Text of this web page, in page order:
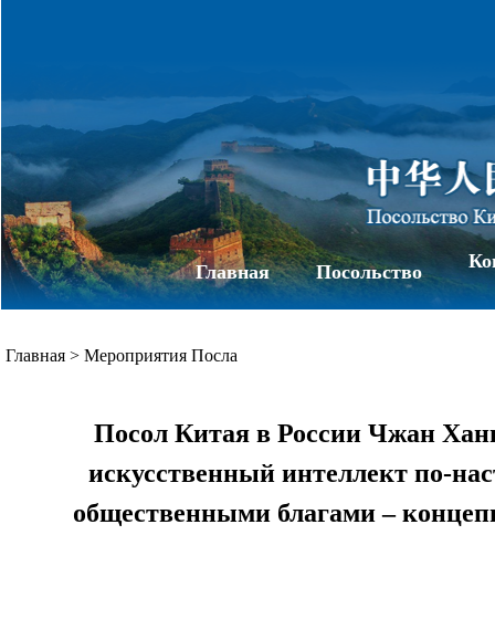
Главная Посольство
Главная > Мероприятия Посла
Посол Китая в России Чжан
искусственный интеллект по-
общественными благами –